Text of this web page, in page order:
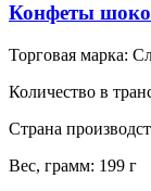
Конфеты
Торговая марка:
Количество в
Страна
Вес, грамм: 199 г